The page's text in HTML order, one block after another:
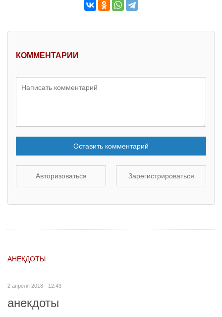
КОММЕНТАРИИ
Оставить комментарий
Авторизоваться Зарегистрироваться
АНЕКДОТЫ
2 апреля 2018 - 12:43
анекдоты